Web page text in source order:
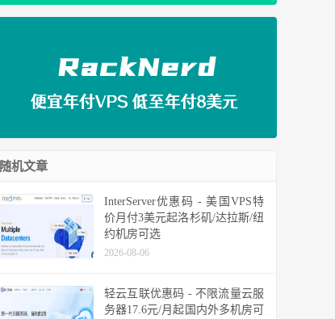
随机文章
InterServer优惠码 - 美国VPS特
价月付3美元起洛杉矶/达拉斯/纽
约机房可选
2026-08-06
轻云互联优惠码 - 不限流量云服
务器17.6元/月起国内外多机房可